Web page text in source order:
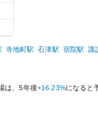
寺地町駅 石津駅 宿院駅 諏
は、5年後+16.23%になると